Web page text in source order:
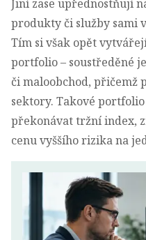
Jiní zase upřednostňují
produkty či služby sami
Tím si však opět
portfolio – soustředěné
či maloobchod, přičemž
sektory. Takové
překonávat tržní index,
cenu vyššího rizika na